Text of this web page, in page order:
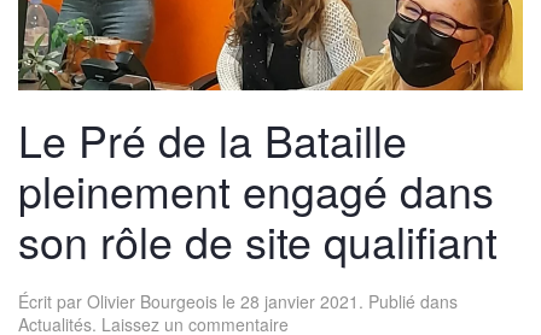
Le Pré de la Bataille
pleinement engagé dans
son rôle de site qualifiant
Écrit par Olivier Bourgeois le 28 janvier 2021 . Publié dans
Actualités. Laissez un commentaire